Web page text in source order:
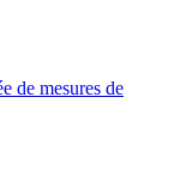
de mesures de